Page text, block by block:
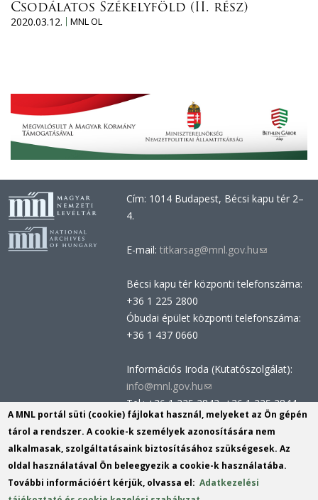
Csodálatos Székelyföld (II. rész)
2020.03.12.
MNL OL
Cím: 1014 Budapest, Bécsi kapu tér 2–
4.
E-mail: titkarsag@mnl.gov.hu(link
e-
Bécsi kapu tér központi telefonszáma:
+36 1 225 2800
Óbudai épület központi telefonszáma:
+36 1 437 0660
Információs Iroda (Kutatószolgálat):
info@mnl.gov.hu(link
sends
e-
mail)
Tel.: +36 1 225 2843, +36 1 225 2844
Postacím: 1014 Budapest, Bécsi kapu
tér 2-4.
Felnőttképzési nyilvántartási szám:
B/2020/002162
Engedélyszám: E/2020/000419
A MNL portál süti (cookie) fájlokat használ, melyeket az Ön gépén
tárol a rendszer. A cookie-k személyek azonosítására nem
alkalmasak, szolgáltatásaink biztosításához szükségesek. Az
oldal használatával Ön beleegyezik a cookie-k használatába.
További információért kérjük, olvassa el:Adatkezelési